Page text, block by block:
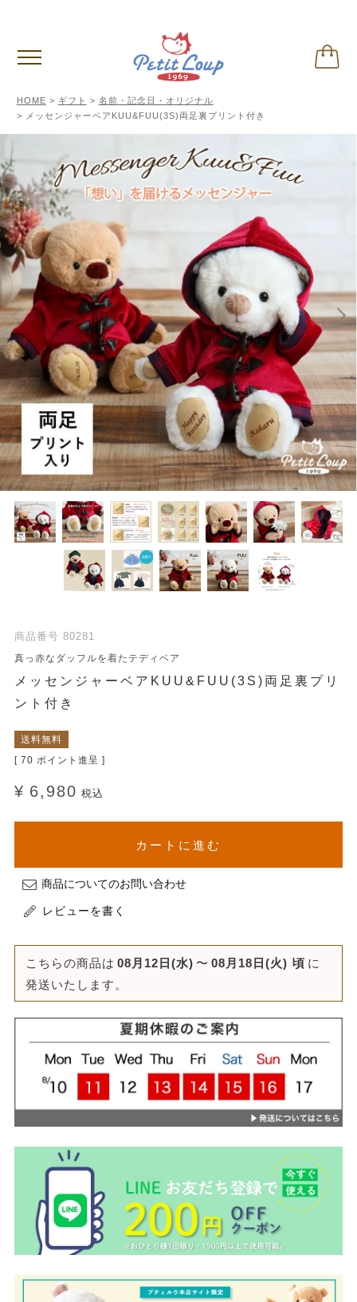
HOME ギフト
名前・記念日・オリジナル
メッセンジャーベアKUU&FUU(3S)両足裏プリント付き
商品番号 80281
真っ赤なダッフルを着たテディベア
メッセンジャーベアKUU&FUU(3S)両足裏プリ
ント付き
送料無料
[ 70 ポイント進呈 ]
¥ 6,980 税込
カートに進む
商品についてのお問い合わせ
レビューを書く
こちらの商品は 08月12日(水) 〜 08月18日(火) 頃 に
発送いたします。